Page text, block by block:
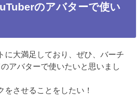
のアバターで使い
に大満足しており、ぜひ、バーチ
アバターで使いたいと思いまし
をさせることをしたい！